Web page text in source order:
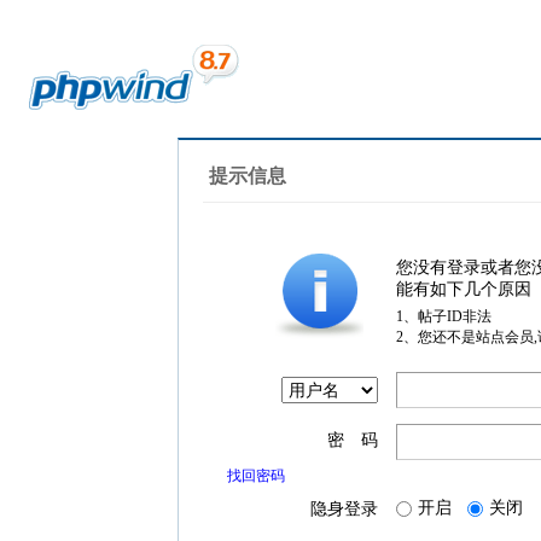
提示信息
您没有登录或者您
能有如下几个原因
1、帖子ID非法
2、您还不是站点会员
密 码
找回密码
隐身登录 开启 关闭